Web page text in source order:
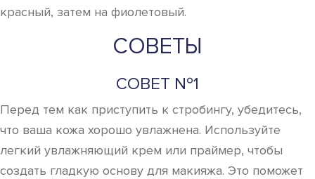
красный, затем на фиолетовый.
СОВЕТЫ
СОВЕТ №1
Перед тем как приступить к стробингу, убедитесь,
что ваша кожа хорошо увлажнена. Используйте
легкий увлажняющий крем или праймер, чтобы
создать гладкую основу для макияжа. Это поможет